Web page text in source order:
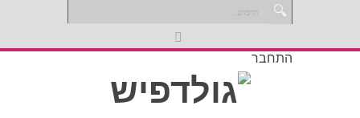
התחבר